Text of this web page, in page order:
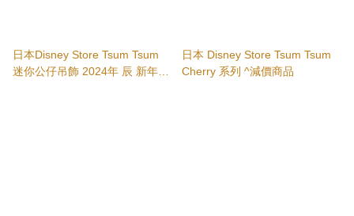
日本Disney Store Tsum Tsum
迷你公仔吊飾 2024年 辰 新年
日本 Disney Store Tsum Tsum
Cherry 系列 ^減價商品